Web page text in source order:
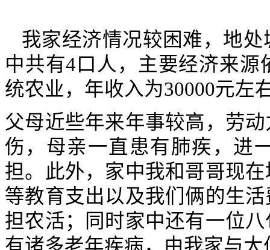
我家经济情况较困难，地
中共有4 口人，主要经济来
统农业，年收入为30000元左
父母近些年来年事较高，劳
伤，母亲一直患有肺疾，进
担。此外，家中我和哥哥现
等教育支出以及我们俩的生
担农活；同时家中还有一位
有诸多老年疾病，由我家与